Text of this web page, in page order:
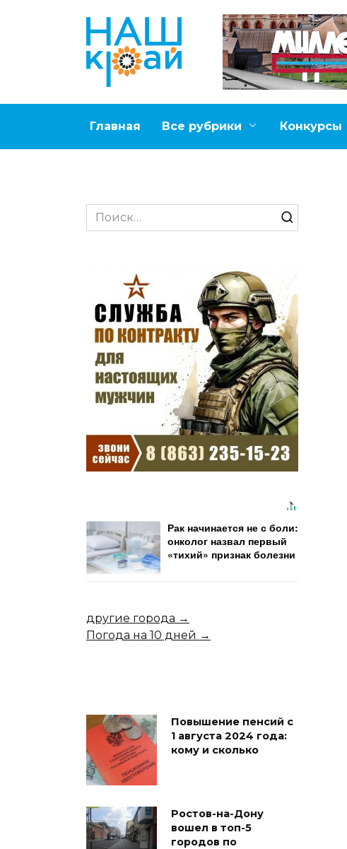
Главная Все рубрики Конкурсы
Search
for:
Рак начинается не с боли:
онколог назвал первый
«тихий» признак болезни
другие города →
Погода на 10 дней →
Повышение пенсий с
1 августа 2024 года:
кому и сколько
Ростов-на-Дону
вошел в топ-5
городов по